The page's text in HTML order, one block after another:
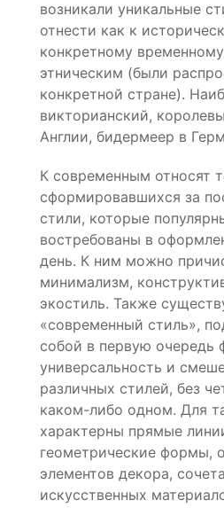
возникали уникальные
отнести как к
конкретному
этническим (были
конкретной стране).
викторианский,
Англии, бидермеер в
К современным относят
сформировавшихся за
стили, которые
востребованы в
день. К ним можно
минимализм,
экостиль. Также
«современный стиль»,
собой в первую очередь
универсальность и
различных стилей, без
каком-либо одном. Для
характерны прямые
геометрические формы,
элементов декора,
искусственных